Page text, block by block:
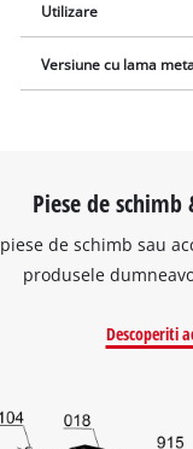
Utilizare
Versiune cu lama
Piese de schimb
de schimb sau
produsele
Descoperiti